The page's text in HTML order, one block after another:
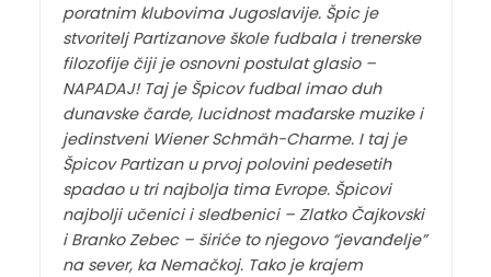
poratnim klubovima Jugoslavije. Špic je
stvoritelj Partizanove škole fudbala i trenerske
filozofije čiji je osnovni postulat glasio –
NAPADAJ! Taj je Špicov fudbal imao duh
dunavske čarde, lucidnost mađarske muzike i
jedinstveni Wiener Schmäh-Charme. I taj je
Špicov Partizan u prvoj polovini pedesetih
spadao u tri najbolja tima Evrope. Špicovi
najbolji učenici i sledbenici – Zlatko Čajkovski
i Branko Zebec – širiće to njegovo “jevanđelje”
na sever, ka Nemačkoj. Tako je krajem